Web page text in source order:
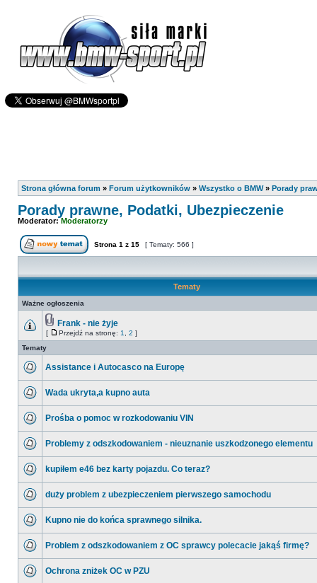
Strona główna forum » Forum użytkowników » Wszystko o BMW» Porady
Porady prawne, Podatki, Ubezpieczenie
Moderator:Moderatorzy
Strona 1 z 15 [ Tematy: 566 ]
Tematy
Ważne ogłoszenia
Frank - nie żyje
[ Przejdź na stronę: 1 2 ]
Tematy
Assistance i Autocasco na Europę
Wada ukryta,a kupno auta
Prośba o pomoc w rozkodowaniu VIN
Problemy z odszkodowaniem - nieuznanie uszkodzonego elementu
kupiłem e46 bez karty pojazdu. Co teraz?
duży problem z ubezpieczeniem pierwszego samochodu
Kupno nie do końca sprawnego silnika.
Problem z odszkodowaniem z OC sprawcy polecacie jakąś firmę?
Ochrona zniżek OC w PZU